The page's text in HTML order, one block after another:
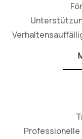
Professionelle